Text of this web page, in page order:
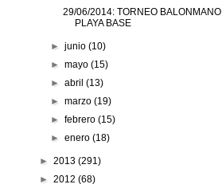
29/06/2014: TORNEO BALONMANO
PLAYA BASE
►junio(10)
►mayo(15)
►abril(13)
►marzo(19)
►febrero(15)
►enero(18)
► 2013 (291)
► 2012 (68)